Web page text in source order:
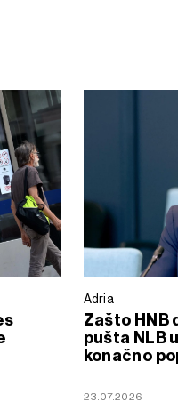
Adria
Zašto
pušta NLB
konačno
23.07.2026